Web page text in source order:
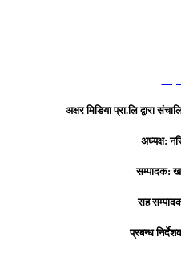
अक्षर मिडिया प्रा.लि द्वारा
अध्यक्ष:
सम्पादक:
सह
प्रबन्ध